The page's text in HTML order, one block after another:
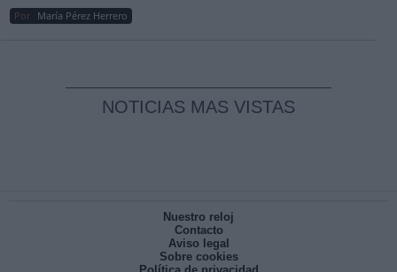
Por María Pérez Herrero
NOTICIAS MAS VISTAS
Nuestro reloj
Contacto
Aviso legal
Sobre cookies